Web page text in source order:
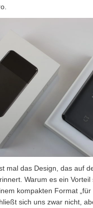
mal das Design, das auf
Warum es ein Vorteil
kompakten Format
sich uns zwar nicht,